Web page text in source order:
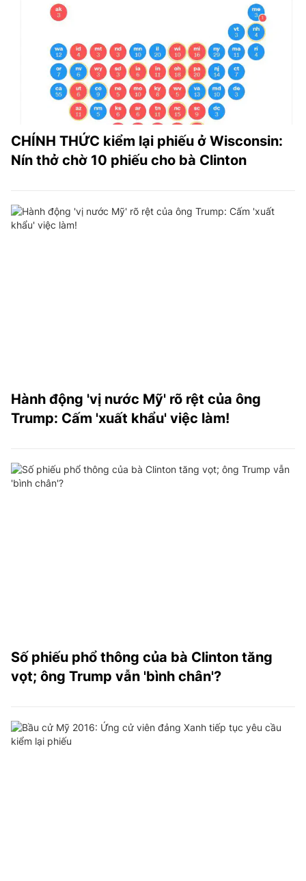
CHÍNH THỨC kiểm lại phiếu ở Wisconsin:
Nín thở chờ 10 phiếu cho bà Clinton
Hành động 'vị nước Mỹ' rõ rệt của ông
Trump: Cấm 'xuất khẩu' việc làm!
Số phiếu phổ thông của bà Clinton tăng
vọt; ông Trump vẫn 'bình chân'?